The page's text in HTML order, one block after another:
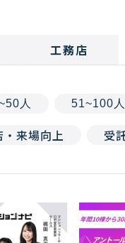
工務店
人 51~100人
・来場向上 受